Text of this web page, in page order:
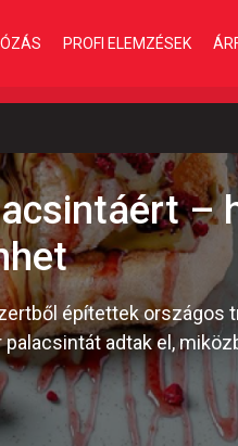
PROFI ELEMZÉSEK
–
építettek országos
adtak el,